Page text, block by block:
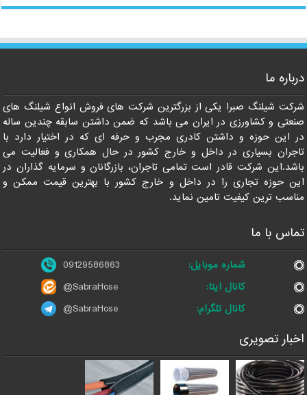
درباره ما
شرکت شیلنگ صبرا یکی از بزرگترین شرکت های فروش انواع شیلنگ های
صنعتی و کشاورزی در ایران می باشد که ضمن داشتن سابقه چندین ساله
در این حوزه و داشتن کادری مجرب و حرفه ای که در اختیار دارد با
تاجران بسیاری در داخل و خارج کشور در حال همکاری و فعالیت می
باشد.این شرکت قادر است تمامی تاجران، بازرگانان و سرمایه گذاران در
این حوزه تجاری را در داخل و خارج کشور با بهترین قیمت ممکن و
مناسب ترین کیفیت تامین نماید.
تماس با ما
شماره موبایل:
09129586863
کانال ایتا:
@SabraHose
کانال تلگرام:
@SabraHose
اخبار تصویری
09129586863